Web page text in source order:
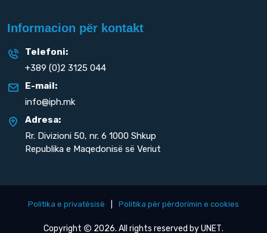
Informacion për kontakt
Telefoni:
+389 (0)2 3125 044
E-mail:
info@iph.mk
Adresa:
Rr. Divizioni 50, nr. 6 1000 Shkup
Republika e Maqedonisë së Veriut
Politika e privatësisë Politika për përdorimin e cookies
Copyright 2026. All rights reserved byUNET.